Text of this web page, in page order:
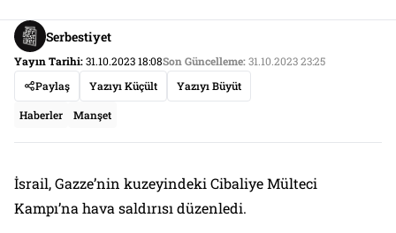
Serbestiyet
Yayın Tarihi:31.10.2023 18:08Son Güncelleme:31.10.2023 23:25
Paylaş
Yazıyı Küçült Yazıyı Büyüt
Haberler Manşet
İsrail, Gazze’nin kuzeyindeki Cibaliye Mülteci
Kampı’na hava saldırısı düzenledi.